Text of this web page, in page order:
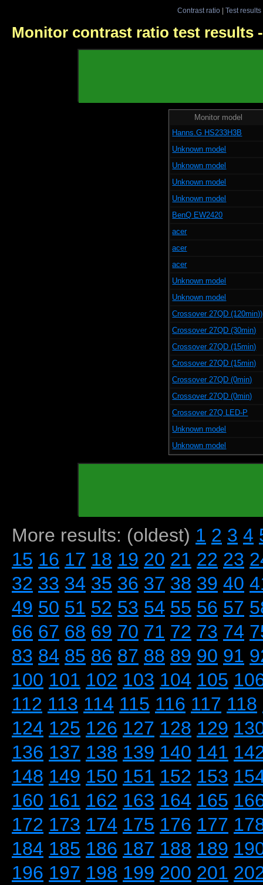
Contrast ratio| Test results
Monitor contrast ratio test results
Monitor model
Hanns.G HS233H3B
Unknown model
Unknown model
Unknown model
Unknown model
BenQ EW2420
acer
acer
acer
Unknown model
Unknown model
Crossover 27QD (120min))
Crossover 27QD (30min)
Crossover 27QD (15min)
Crossover 27QD (15min)
Crossover 27QD (0min)
Crossover 27QD (0min)
Crossover 27Q LED-P
Unknown model
Unknown model
More results: (oldest) 1 2 3 4
15 16 17 18 19 20 21 22 23
32 33 34 35 36 37 38 39 40
49 50 51 52 53 54 55 56 57
66 67 68 69 70 71 72 73 74
83 84 85 86 87 88 89 90 91
100 101 102 103 104 105
112 113 114 115 116 117 118
124 125 126 127 128 129
136 137 138 139 140 141
148 149 150 151 152 153
160 161 162 163 164 165
172 173 174 175 176 177
184 185 186 187 188 189
196 197 198 199 200 201